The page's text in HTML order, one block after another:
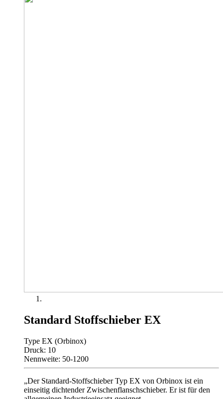
Standard Stoffschieber EX
Type EX (Orbinox)
Druck: 10
Nennweite: 50-1200
„Der Standard-Stoffschieber Typ EX von Orbinox ist ein
einseitig dichtender Zwischenflanschschieber. Er ist für den